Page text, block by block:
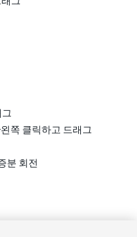
쪽 클릭하고 드래그
분 회전